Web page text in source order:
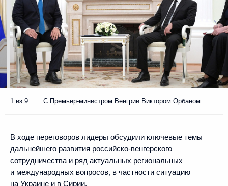
1 из 9 С Премьер-министром Венгрии Виктором Орбаном.
В ходе переговоров лидеры обсудили ключевые темы
дальнейшего развития российско-венгерского
сотрудничества и ряд актуальных региональных
и международных вопросов, в частности ситуацию
на Украине и в Сирии.